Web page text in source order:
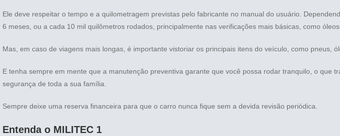
Ele deve respeitar o tempo e a quilometragem previstas pelo fabricante no manual do usuário.
6 meses, ou a cada 10 mil quilômetros rodados, principalmente nas verificações mais básicas, como óleos
Mas, em caso de viagens mais longas, é importante vistoriar os principais itens do veículo, como pneus,
E tenha sempre em mente que a manutenção preventiva garante que você possa rodar tranquilo, o que
segurança de toda a sua família.
Sempre deixe uma reserva financeira para que o carro nunca fique sem a devida revisão periódica.
Entenda o MILITEC 1